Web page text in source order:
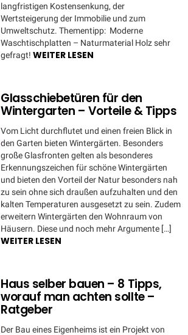
langfristigen Kostensenkung, der
Wertsteigerung der Immobilie und zum
Umweltschutz. Thementipp: Moderne
Waschtischplatten – Naturmaterial Holz sehr
gefragt! WEITER LESEN
Glasschiebetüren für den
Wintergarten – Vorteile & Tipps
Vom Licht durchflutet und einen freien Blick in
den Garten bieten Wintergärten. Besonders
große Glasfronten gelten als besonderes
Erkennungszeichen für schöne Wintergärten
und bieten den Vorteil der Natur besonders nah
zu sein ohne sich draußen aufzuhalten und den
kalten Temperaturen ausgesetzt zu sein. Zudem
erweitern Wintergärten den Wohnraum von
Häusern. Diese und noch mehr Argumente […]
WEITER LESEN
Haus selber bauen – 8 Tipps,
worauf man achten sollte –
Ratgeber
Der Bau eines Eigenheims ist ein Projekt von